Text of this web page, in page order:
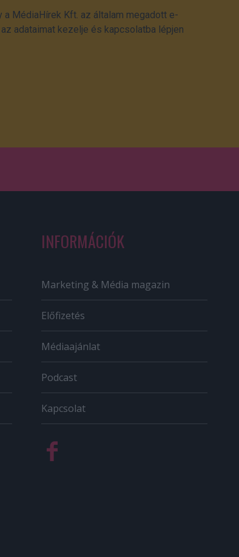
MédiaHírek Kft. az általam megadott e-
adataimat kezelje és kapcsolatba lépjen
INFORMÁCIÓK
Marketing & Média magazin
Előfizetés
Médiaajánlat
Podcast
Kapcsolat